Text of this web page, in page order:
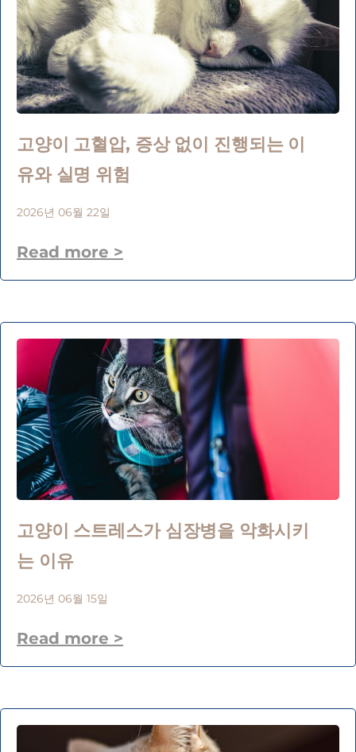
고양이 고혈압, 증상 없이 진행되는 이
유와 실명 위험
2026년 06월 22일
Read more >
고양이 스트레스가 심장병을 악화시키
는 이유
2026년 06월 15일
Read more >